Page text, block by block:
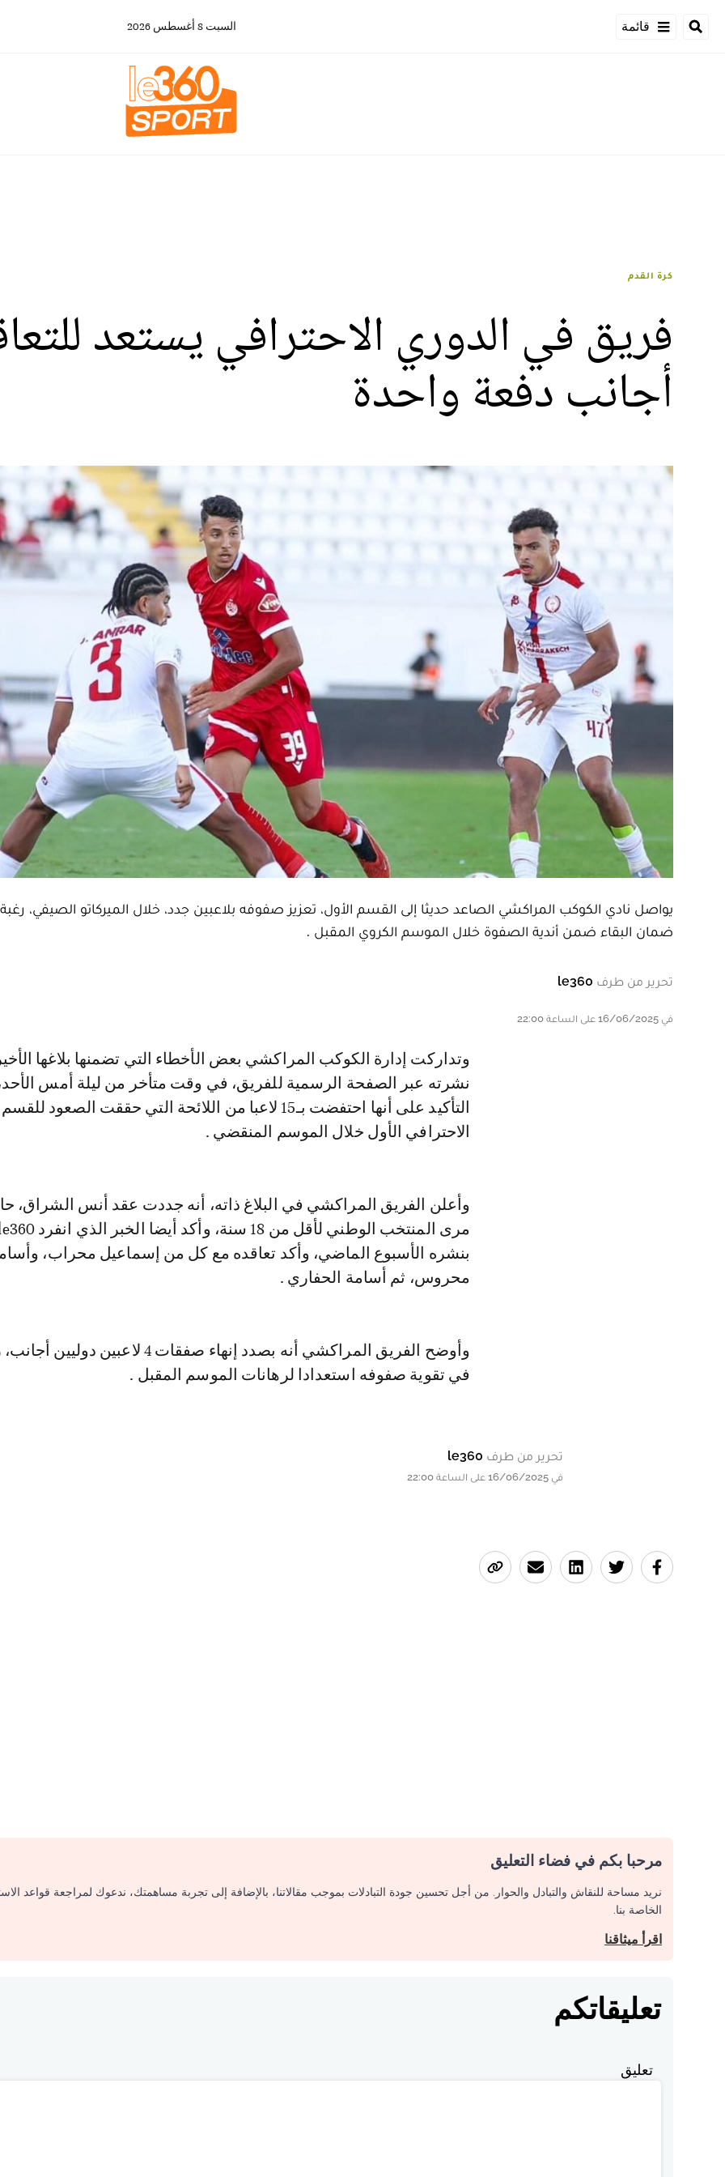
قائمة السبت 8 أغسطس 2026
كرة القدم
أجانب دفعة واحدة
يواصل نادي الكوكب المراكشي الصاعد حديثا إلى القسم الأول، تعزيز صفوفه بلاعبين جدد، خلال الميركاتو الصيفي،
ضمان البقاء ضمن أندية الصفوة خلال الموسم الكروي المقبل .
تحرير من طرف le360
في 16/06/2025 على الساعة 22:00
وتداركت إدارة الكوكب المراكشي بعض الأخطاء التي تضمنها بلاغها الأخير الذي
نشرته عبر الصفحة الرسمية للفريق، في وقت متأخر من ليلة أمس
التأكيد على أنها احتفضت بـ15 لاعبا من اللائحة التي حققت الصعود للقسم
الاحترافي الأول خلال الموسم المنقضي .
وأعلن الفريق المراكشي في البلاغ ذاته، أنه جددت عقد أنس الشراق،
بنشره الأسبوع الماضي، وأكد تعاقده مع كل من إسماعيل محراب،
محروس، ثم أسامة الحفاري .
وأوضح الفريق المراكشي أنه بصدد إنهاء صفقات 4 لاعبين
في تقوية صفوفه استعدادا لرهانات الموسم المقبل .
تحرير من طرف le360
في 16/06/2025 على الساعة 22:00
مرحبا بكم في فضاء التعليق
نريد مساحة للنقاش والتبادل والحوار. من أجل تحسين جودة التبادلات بموجب مقالاتنا، بالإضافة إلى تجربة مساهمتك، ندعوك لمراجعة قواعد
الخاصة بنا.
اقرأ ميثاقنا
تعليقاتكم
تعليق